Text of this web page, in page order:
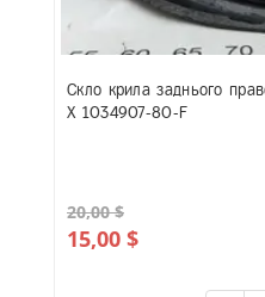
Скло крила заднього
X 1034907-80-F
20,00 $
15,00 $